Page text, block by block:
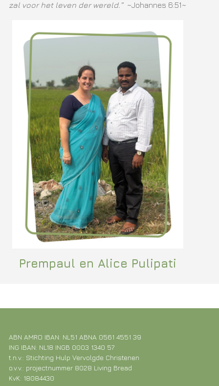
zal voor het leven der wereld.” ~Johannes 6:51~
Prempaul en Alice Pulipati
ABN AMRO IBAN: NL51 ABNA 0561 4551 39
ING IBAN: NL18 INGB 0003 1340 57
t.n.v.: Stichting Hulp Vervolgde Christenen
o.v.v.: projectnummer 8028 Living Bread
KvK: 18084430